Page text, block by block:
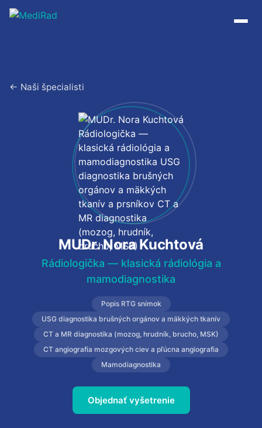
Preskočiť
na
← Naši špecialisti
MUDr. Nora Kuchtová
Rádiologička — klasická rádiológia a
mamodiagnostika
Popis RTG snímok
USG diagnostika brušných orgánov a mäkkých tkanív
CT a MR diagnostika (mozog, hrudník, brucho, MSK)
CT angiografia mozgových ciev a pľúcna angiografia
Mamodiagnostika
Objednať vyšetrenie